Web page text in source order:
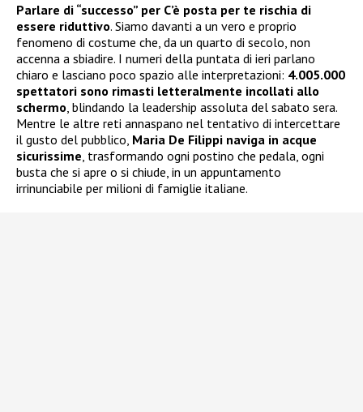
Parlare di “successo” per C’è posta per te rischia di
essere riduttivo. Siamo davanti a un vero e proprio
fenomeno di costume che, da un quarto di secolo, non
accenna a sbiadire. I numeri della puntata di ieri parlano
chiaro e lasciano poco spazio alle interpretazioni: 4.005.000
spettatori sono rimasti letteralmente incollati allo
schermo , blindando la leadership assoluta del sabato sera.
Mentre le altre reti annaspano nel tentativo di intercettare
il gusto del pubblico, Maria De Filippi naviga in acque
sicurissime , trasformando ogni postino che pedala, ogni
busta che si apre o si chiude, in un appuntamento
irrinunciabile per milioni di famiglie italiane.